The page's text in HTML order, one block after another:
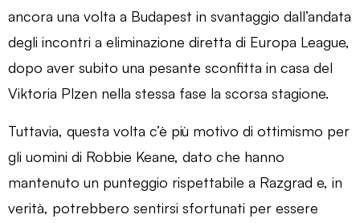
ancora una volta a Budapest in svantaggio dall’andata
degli incontri a eliminazione diretta di Europa League,
dopo aver subito una pesante sconfitta in casa del
Viktoria Plzen nella stessa fase la scorsa stagione.
Tuttavia, questa volta c’è più motivo di ottimismo per
gli uomini di Robbie Keane, dato che hanno
mantenuto un punteggio rispettabile a Razgrad e, in
verità, potrebbero sentirsi sfortunati per essere